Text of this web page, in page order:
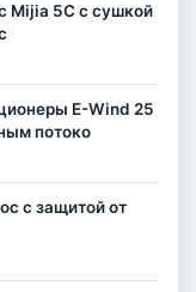
Mijia 5C с сушкой
E-Wind 25
потоко
с защитой от